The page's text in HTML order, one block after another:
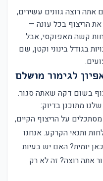
אתה רוצה גוונים עשירים,
הריצוף בכל עונה —
קשה מאפוקסי, אבל
בגודל בינוני וקטן, שם
לגימור מושלם
בשום דקה שאתה סגור.
מתוכנן בדיוק:
על הריצוף הקיים,
ותנאי הקרקע. אנחנו
יומית? האם יש בעיות
אתה רוצה? זה לא רק